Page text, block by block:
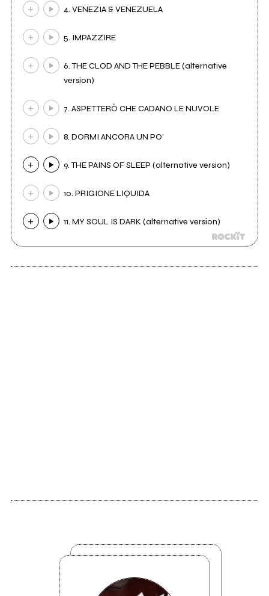
4. VENEZIA & VENEZUELA
5. IMPAZZIRE
6. THE CLOD AND THE PEBBLE (alternative
version)
7. ASPETTERÒ CHE CADANO LE NUVOLE
8. DORMI ANCORA UN PO'
9. THE PAINS OF SLEEP (alternative version)
10. PRIGIONE LIQUIDA
11. MY SOUL IS DARK (alternative version)